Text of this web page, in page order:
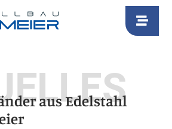
aus Edelstahl